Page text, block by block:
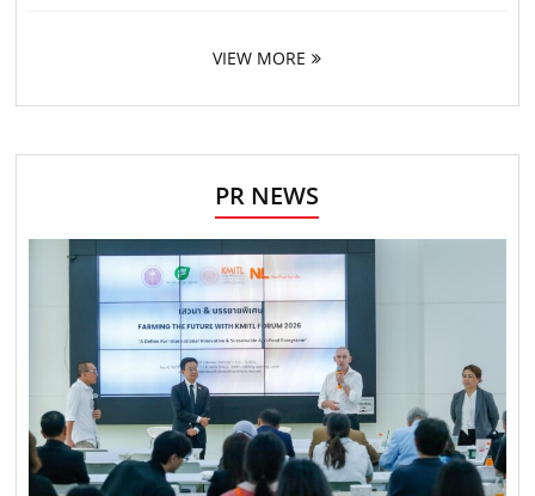
VIEW MORE
PR NEWS